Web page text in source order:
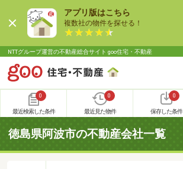
アプリ版はこちら
複数社の物件を探せる！
NTTグループ運営の不動産総合サイト goo住宅・不動産
0
最近検索した条件
0
最近見た物件
0
保存した条件
徳島県阿波市の不動産会社一覧